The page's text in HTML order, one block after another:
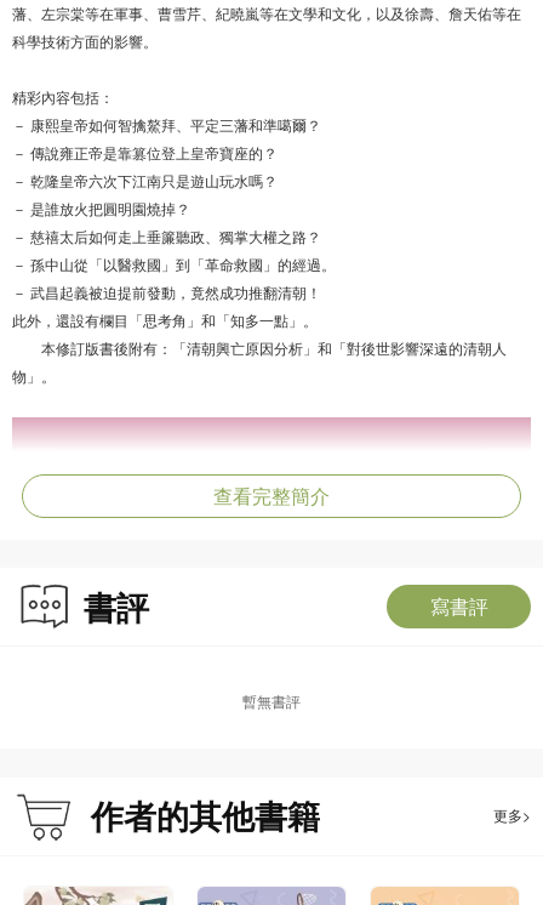
藩、左宗棠等在軍事、曹雪芹、紀曉嵐等在文學和文化，以及徐壽、詹天佑等在
科學技術方面的影響。
精彩內容包括：
－ 康熙皇帝如何智擒鰲拜、平定三藩和準噶爾？
－ 傳說雍正帝是靠篡位登上皇帝寶座的？
－ 乾隆皇帝六次下江南只是遊山玩水嗎？
－ 是誰放火把圓明園燒掉？
－ 慈禧太后如何走上垂簾聽政、獨掌大權之路？
－ 孫中山從「以醫救國」到「革命救國」的經過。
－ 武昌起義被迫提前發動，竟然成功推翻清朝！
此外，還設有欄目「思考角」和「知多一點」。
本修訂版書後附有：「清朝興亡原因分析」和「對後世影響深遠的清朝人
物」。
查看完整簡介
書評 寫書評
暫無書評
作者的其他書籍 更多>